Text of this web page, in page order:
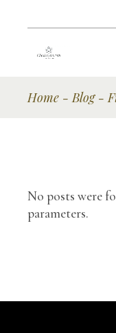
Home Blog
No posts were
parameters.